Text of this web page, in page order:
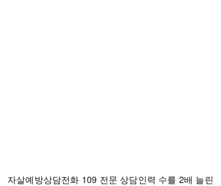
자살예방상담전화 109 전문 상담인력 수를 2배 늘린